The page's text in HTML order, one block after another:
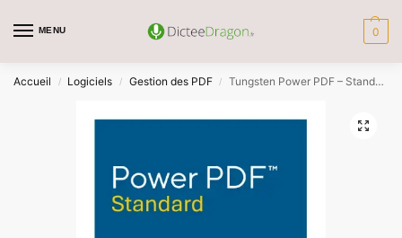
MENU 0
Accueil / Logiciels / Gestion des PDF / Tungsten Power PDF – Standard Edition